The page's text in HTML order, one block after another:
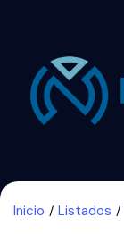
Inicio Listados